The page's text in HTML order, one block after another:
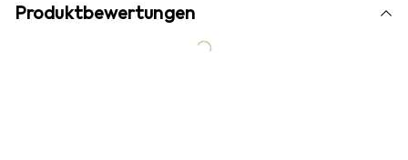
Produktbewertungen